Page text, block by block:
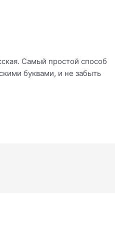
Самый простой способ
буквами, и не забыть